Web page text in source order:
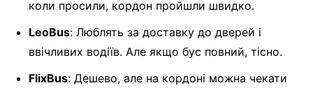
коли просили, кордон пройшли швидко.
LeoBus: Люблять за доставку до дверей і
ввічливих водіїв. Але якщо бус повний, тісно.
FlixBus: Дешево, але на кордоні можна чекати